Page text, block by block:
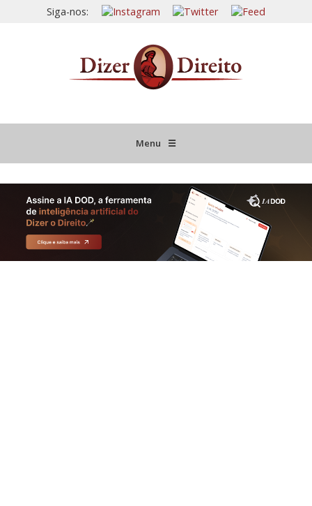
Siga-nos:
Menu ☰
JURISPRUDÊNCIA COMENTADA
INFORMATIVOS COMENTADOS